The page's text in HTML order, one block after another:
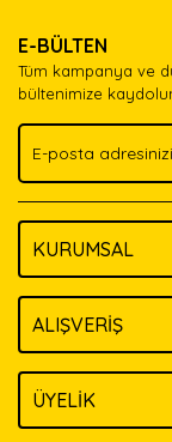
Ürün
Ürün
Ürün fiyatı
Bu ürüne
E-BÜLTEN
Tüm kampanya ve
bültenimize
KURUMSAL
ALIŞVERİŞ
ÜYELİK